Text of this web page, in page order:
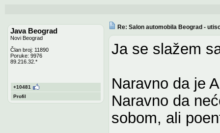
Java Beograd
Novi Beograd
Član broj: 11890
Poruke: 9976
89.216.32.*
+10481
Profil
Re: Salon automobila Beograd -
Ja se slažem
Naravno da je
Naravno da
sobom, ali